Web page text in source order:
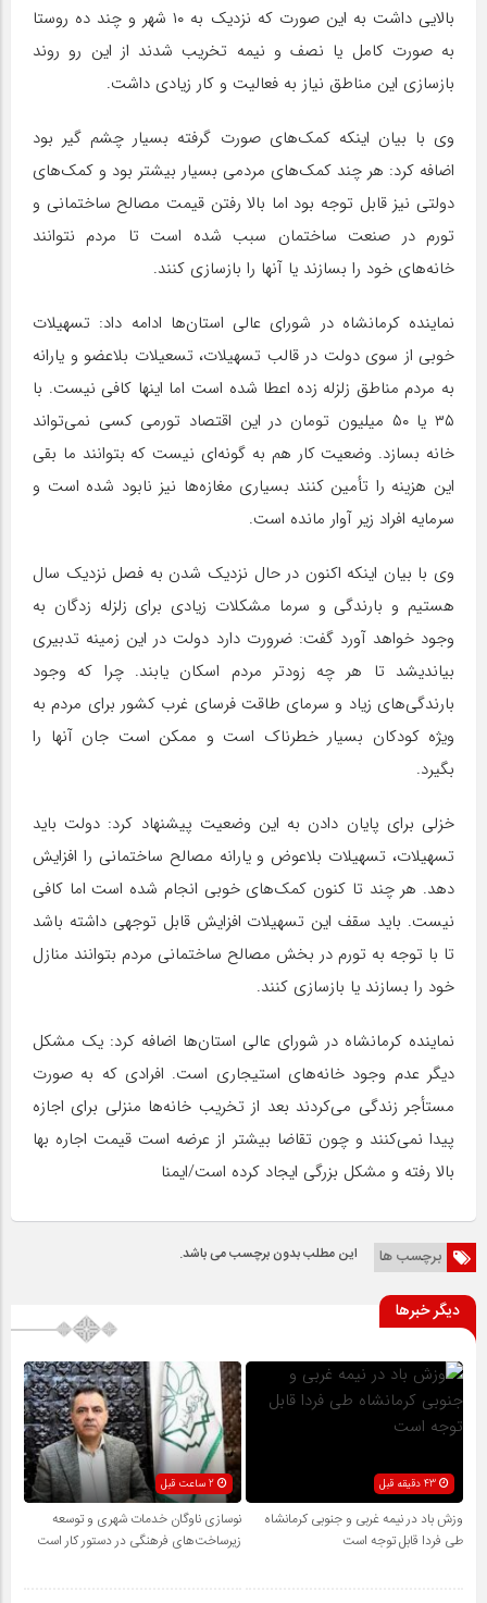
بالایی داشت به این صورت که نزدیک به ۱۰ شهر و چند ده روستا
به صورت کامل یا نصف و نیمه تخریب شدند از این رو روند
بازسازی این مناطق نیاز به فعالیت و کار زیادی داشت.
وی با بیان اینکه کمک‌های صورت گرفته بسیار چشم گیر بود
اضافه کرد: هر چند کمک‌های مردمی بسیار بیشتر بود و کمک‌های
دولتی نیز قابل توجه بود اما بالا رفتن قیمت مصالح ساختمانی و
تورم در صنعت ساختمان سبب شده است تا مردم نتوانند
خانه‌های خود را بسازند یا آنها را بازسازی کنند.
نماینده کرمانشاه در شورای عالی استان‌ها ادامه داد: تسهیلات
خوبی از سوی دولت در قالب تسهیلات، تسعیلات بلاعضو و یارانه
به مردم مناطق زلزله زده اعطا شده است اما اینها کافی نیست. با
۳۵ یا ۵۰ میلیون تومان در این اقتصاد تورمی کسی نمی‌تواند
خانه بسازد. وضعیت کار هم به گونه‌ای نیست که بتوانند ما بقی
این هزینه را تأمین کنند بسیاری مغازه‌ها نیز نابود شده است و
سرمایه افراد زیر آوار مانده است.
وی با بیان اینکه اکنون در حال نزدیک شدن به فصل نزدیک سال
هستیم و بارندگی و سرما مشکلات زیادی برای زلزله زدگان به
وجود خواهد آورد گفت: ضرورت دارد دولت در این زمینه تدبیری
بیاندیشد تا هر چه زودتر مردم اسکان یابند. چرا که وجود
بارندگی‌های زیاد و سرمای طاقت فرسای غرب کشور برای مردم به
ویژه کودکان بسیار خطرناک است و ممکن است جان آنها را
بگیرد.
خزلی برای پایان دادن به این وضعیت پیشنهاد کرد: دولت باید
تسهیلات، تسهیلات بلاعوض و یارانه مصالح ساختمانی را افزایش
دهد. هر چند تا کنون کمک‌های خوبی انجام شده است اما کافی
نیست. باید سقف این تسهیلات افزایش قابل توجهی داشته باشد
تا با توجه به تورم در بخش مصالح ساختمانی مردم بتوانند منازل
خود را بسازند یا بازسازی کنند.
نماینده کرمانشاه در شورای عالی استان‌ها اضافه کرد: یک مشکل
دیگر عدم وجود خانه‌های استیجاری است. افرادی که به صورت
مستأجر زندگی می‌کردند بعد از تخریب خانه‌ها منزلی برای اجازه
پیدا نمی‌کنند و چون تقاضا بیشتر از عرضه است قیمت اجاره بها
بالا رفته و مشکل بزرگی ایجاد کرده است/ایمنا
برچسب ها این مطلب بدون برچسب می باشد.
دیگر خبرها
43 دقیقه قبل
وزش باد در نیمه غربی و جنوبی کرمانشاه
طی فردا قابل توجه است
نوسازی ناوگان خدمات شهری و توسعه
زیرساخت‌های فرهنگی در دستور کار است